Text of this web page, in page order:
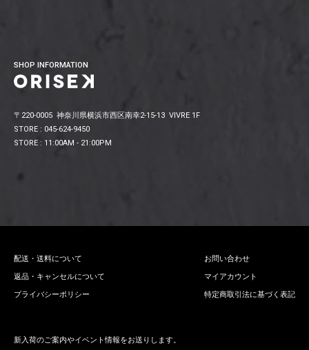
SHOP INFORMATION
〒220-0005 神奈川県横浜市西区南幸2-15-13 VIVRE 1F
STORE : 045-624-9450
STORE : 11:00AM - 21:00PM
配送・送料について
返品・キャンセルについて
プライバシーポリシー
お問い合わせ
マイアカウント
特定商取引法に基づく表記
新入荷のご案内やイベント情報をお送りします。